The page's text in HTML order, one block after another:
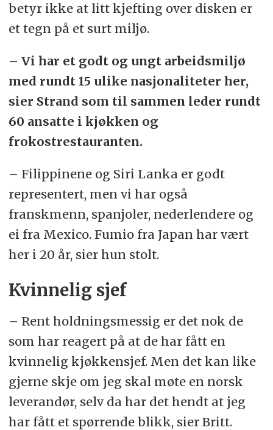
betyr ikke at litt kjefting over disken er
et tegn på et surt miljø.
– Vi har et godt og ungt arbeidsmiljø
med rundt 15 ulike nasjonaliteter her,
sier Strand som til sammen leder rundt
60 ansatte i kjøkken og
frokostrestauranten.
– Filippinene og Siri Lanka er godt
representert, men vi har også
franskmenn, spanjoler, nederlendere og
ei fra Mexico. Fumio fra Japan har vært
her i 20 år, sier hun stolt.
Kvinnelig sjef
– Rent holdningsmessig er det nok de
som har reagert på at de har fått en
kvinnelig kjøkkensjef. Men det kan like
gjerne skje om jeg skal møte en norsk
leverandør, selv da har det hendt at jeg
har fått et spørrende blikk, sier Britt.